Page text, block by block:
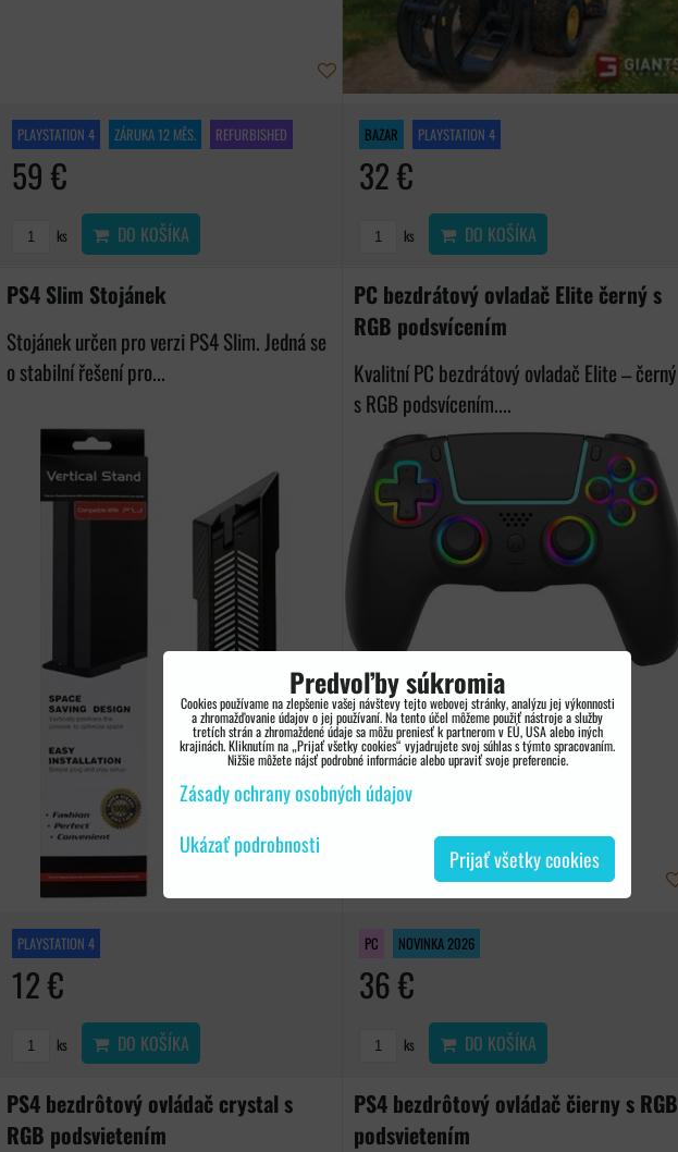
PLAYSTATION 4 ZÁRUKA 12 MĚS. REFURBISHED
59 €
ks DO KOŠÍKA
BAZAR PLAYSTATION 4
32 €
ks DO KOŠÍKA
PS4 Slim Stojánek
Stojánek určen pro verzi PS4 Slim. Jedná se
o stabilní řešení pro...
PLAYSTATION 4
12 €
ks DO KOŠÍKA
PC bezdrátový ovladač Elite černý s
RGB podsvícením
Kvalitní PC bezdrátový ovladač Elite – černý
s RGB podsvícením....
PC NOVINKA 2026
36 €
ks DO KOŠÍKA
PS4 bezdrôtový ovládač crystal s
RGB podsvietením
PS4 bezdrôtový ovládač čierny s RGB
podsvietením
Predvoľby súkromia
Cookies používame na zlepšenie vašej návštevy tejto webovej stránky, analýzu jej výkonnosti
a zhromažďovanie údajov o jej používaní. Na tento účel môžeme použiť nástroje a služby
tretích strán a zhromaždené údaje sa môžu preniesť k partnerom v EÚ, USA alebo iných
krajinách. Kliknutím na „Prijať všetky cookies“ vyjadrujete svoj súhlas s týmto spracovaním.
Nižšie môžete nájsť podrobné informácie alebo upraviť svoje preferencie.
Zásady ochrany osobných údajov
Ukázať podrobnosti
Prijať všetky cookies